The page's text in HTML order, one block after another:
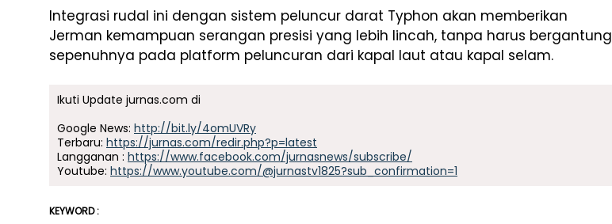
Integrasi rudal ini dengan sistem peluncur darat Typhon akan memberikan
Jerman kemampuan serangan presisi yang lebih lincah, tanpa harus bergantung
sepenuhnya pada platform peluncuran dari kapal laut atau kapal selam.
Ikuti Update jurnas.com di
Google News: http://bit.ly/4omUVRy
Terbaru: https://jurnas.com/redir.php?p=latest
Langganan : https://www.facebook.com/jurnasnews/subscribe/
Youtube: https://www.youtube.com/@jurnastv1825?sub_confirmation=1
KEYWORD :